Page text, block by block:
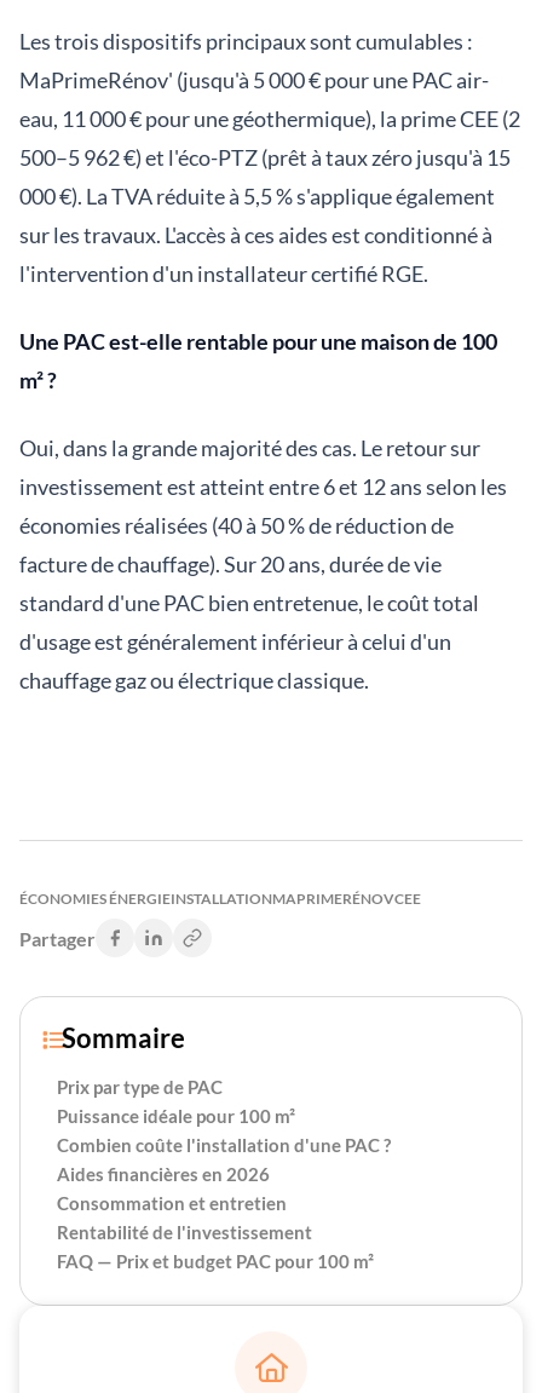
Les trois dispositifs principaux sont cumulables :
MaPrimeRénov' (jusqu'à 5 000 € pour une PAC air-
eau, 11 000 € pour une géothermique), la prime CEE (2
500–5 962 €) et l'éco-PTZ (prêt à taux zéro jusqu'à 15
000 €). La TVA réduite à 5,5 % s'applique également
sur les travaux. L'accès à ces aides est conditionné à
l'intervention d'un installateur certifié RGE.
Une PAC est-elle rentable pour une maison de 100
m² ?
Oui, dans la grande majorité des cas. Le retour sur
investissement est atteint entre 6 et 12 ans selon les
économies réalisées (40 à 50 % de réduction de
facture de chauffage). Sur 20 ans, durée de vie
standard d'une PAC bien entretenue, le coût total
d'usage est généralement inférieur à celui d'un
chauffage gaz ou électrique classique.
ÉCONOMIES ÉNERGIEINSTALLATIONMAPRIMERÉNOVCEE
Partager
Sommaire
Prix par type de PAC
Puissance idéale pour 100 m²
Combien coûte l'installation d'une PAC ?
Aides financières en 2026
Consommation et entretien
Rentabilité de l'investissement
FAQ — Prix et budget PAC pour 100 m²
